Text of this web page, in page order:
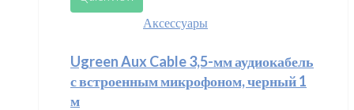
Аксессуары
Ugreen Aux Cable 3,5-мм аудиокабель
с встроенным микрофоном, черный 1
м